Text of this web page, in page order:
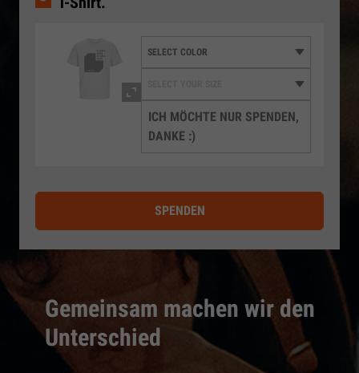
Gemeinsam machen wir den
Unterschied
ICH MÖCHTE NUR SPENDEN,
DANKE :)
SPENDEN